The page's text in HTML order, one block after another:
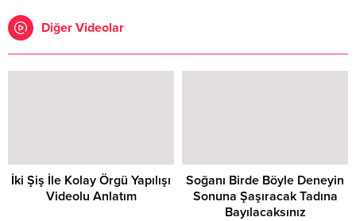
Diğer Videolar
İki Şiş İle Kolay Örgü Yapılışı
Videolu Anlatım
Soğanı Birde Böyle Deneyin
Sonuna Şaşıracak Tadına
Bayılacaksınız